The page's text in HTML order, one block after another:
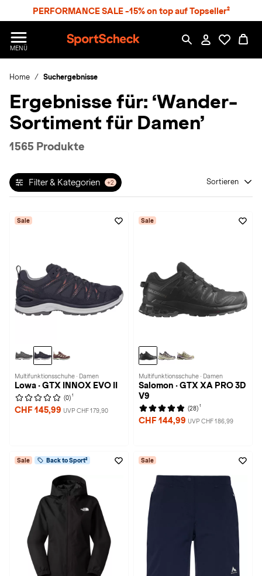
PERFORMANCE SALE -15% on top auf Topseller²
MENÜ
p
r
S
h
c
Home Suchergebnisse
Ergebnisse für: ‘Wander-
Sortiment für Damen’
1565 Produkte
Filter & Kategorien +2 Sortieren
Sale
Multifunktionsschuhe · Damen
Lowa · GTX INNOX EVO II
(0) 1
CHF 145,99 UVP CHF 179,90
Sale
Multifunktionsschuhe · Damen
Salomon · GTX XA PRO 3D
V9
(28) 1
CHF 144,99 UVP CHF 186,99
Sale Back to Sport² Sale